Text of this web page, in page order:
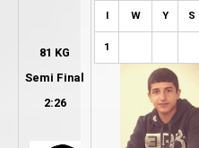
81 KG
Semi Final
2:26
I W Y S
1